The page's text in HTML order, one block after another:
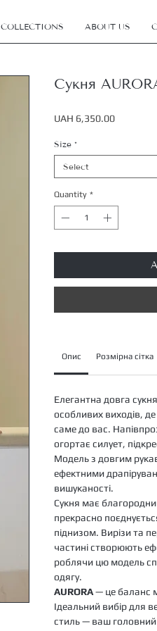
COLLECTIONS ABOUT US
Сукня
UAH 6,350.00Price
Size *
Select
Quantity *
Опис Розмірна сітка
Елегантна довга сукня
особливих виходів,
саме до вас.
огортає силует,
Модель з довгим
ефектними
вишуканості.
Сукня має
прекрасно
піднизом. Вирізи та
частині створюють
роблячи цю модель
одягу.
AURORA— це баланс
Ідеальний вибір для
стиль — ваш